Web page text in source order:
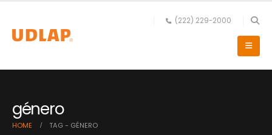
(222) 229-2000
género
HOME TAG - GÉNERO